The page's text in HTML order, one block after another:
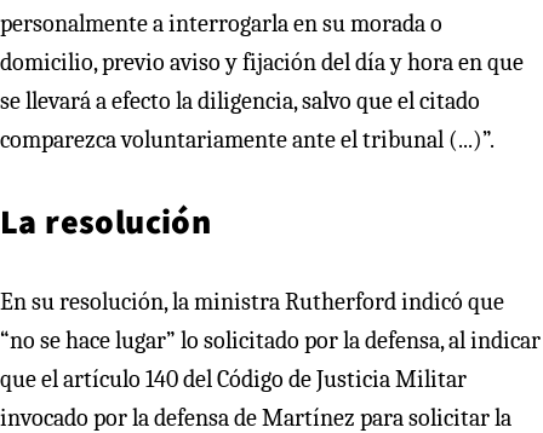
personalmente a interrogarla en su morada o
domicilio, previo aviso y fijación del día y hora en que
se llevará a efecto la diligencia, salvo que el citado
comparezca voluntariamente ante el tribunal (...)”.
La resolución
En su resolución, la ministra Rutherford indicó que
“no se hace lugar” lo solicitado por la defensa, al indicar
que el artículo 140 del Código de Justicia Militar
invocado por la defensa de Martínez para solicitar la